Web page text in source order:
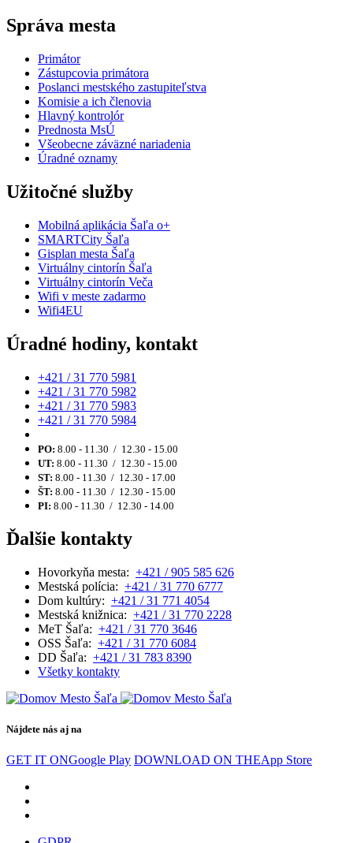
Správa mesta
Primátor
Zástupcovia primátora
Poslanci mestského zastupiteľstva
Komisie a ich členovia
Hlavný kontrolór
Prednosta MsÚ
Všeobecne záväzné nariadenia
Úradné oznamy
Užitočné služby
Mobilná aplikácia Šaľa o+
SMARTCity Šaľa
Gisplan mesta Šaľa
Virtuálny cintorín Šaľa
Virtuálny cintorín Veča
Wifi v meste zadarmo
Wifi4EU
Úradné hodiny, kontakt
+421 / 31 770 5981
+421 / 31 770 5982
+421 / 31 770 5983
+421 / 31 770 5984
PO: 8.00 - 11.30 / 12.30 - 15.00
UT: 8.00 - 11.30 / 12.30 - 15.00
ST: 8.00 - 11.30 / 12.30 - 17.00
ŠT: 8.00 - 11.30 / 12.30 - 15.00
PI: 8.00 - 11.30 / 12.30 - 14.00
Ďalšie kontakty
Hovorkyňa mesta: +421 / 905 585 626
Mestská polícia: +421 / 31 770 6777
Dom kultúry: +421 / 31 771 4054
Mestská knižnica: +421 / 31 770 2228
MeT Šaľa: +421 / 31 770 3646
OSS Šaľa: +421 / 31 770 6084
DD Šaľa: +421 / 31 783 8390
Všetky kontakty
Nájdete nás aj na
GET IT ONGoogle Play DOWNLOAD ON THEApp Store